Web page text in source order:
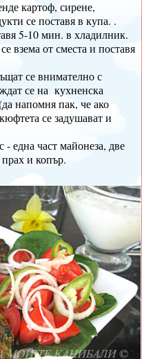
картоф, сирене,
се поставя в купа. .
5-10 мин. в хладилник.
взема от сместа и поставя
се внимателно с
се на кухненска
напомня пак, че ако
се задушават и
една част майонеза, две
и копър.